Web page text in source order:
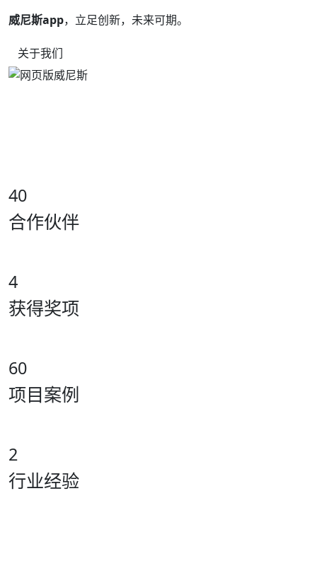
威尼斯app，立足创新，未来可期。
关于我们
40
合作伙伴
4
获得奖项
60
项目案例
2
行业经验